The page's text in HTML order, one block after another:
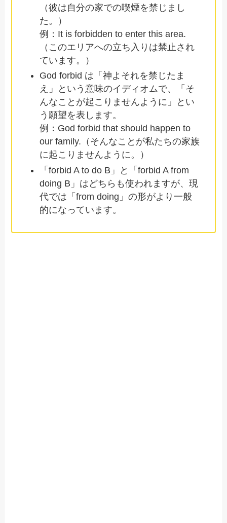
（彼は自分の家での喫煙を禁じまし
た。）
例：It is forbidden to enter this area.
（このエリアへの立ち入りは禁止され
ています。）
God forbid は「神よそれを禁じたま
え」という意味のイディオムで、「そ
んなことが起こりませんように」とい
う願望を表します。
例：God forbid that should happen to
our family.（そんなことが私たちの家族
に起こりませんように。）
「forbid A to do B」と「forbid A from
doing B」はどちらも使われますが、現
代では「from doing」の形がより一般
的になっています。